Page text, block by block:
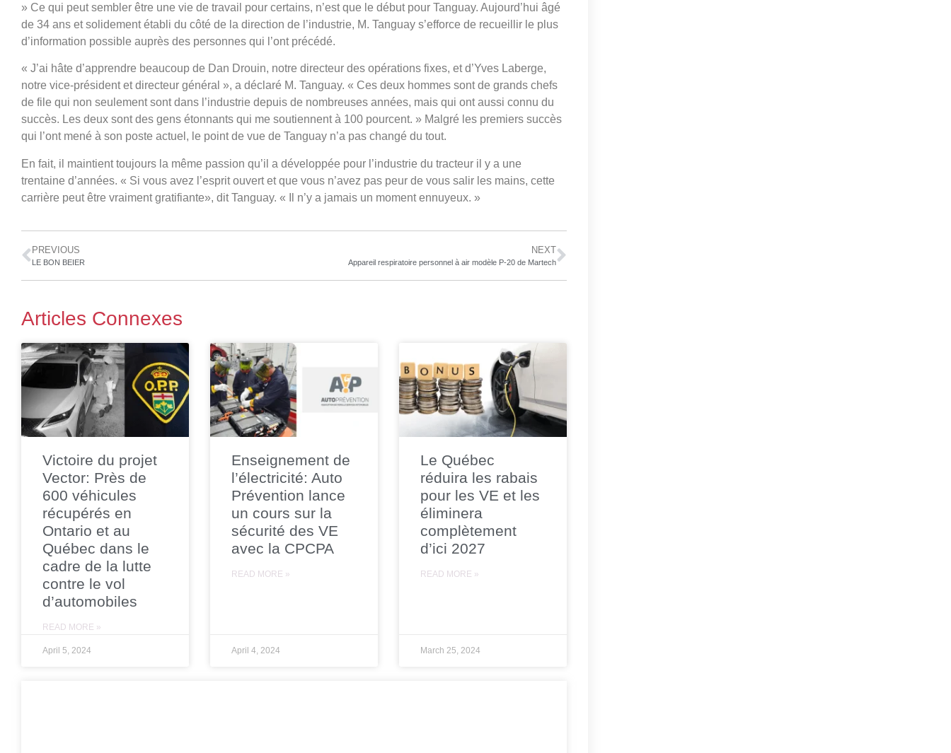
» Ce qui peut sembler être une vie de travail pour certains, n’est que le début pour Tanguay. Aujourd’hui âgé
de 34 ans et solidement établi du côté de la direction de l’industrie, M. Tanguay s’efforce de recueillir le plus
d’information possible auprès des personnes qui l’ont précédé.
« J’ai hâte d’apprendre beaucoup de Dan Drouin, notre directeur des opérations fixes, et d’Yves Laberge,
notre vice-président et directeur général », a déclaré M. Tanguay. « Ces deux hommes sont de grands chefs
de file qui non seulement sont dans l’industrie depuis de nombreuses années, mais qui ont aussi connu du
succès. Les deux sont des gens étonnants qui me soutiennent à 100 pourcent. » Malgré les premiers succès
qui l’ont mené à son poste actuel, le point de vue de Tanguay n’a pas changé du tout.
En fait, il maintient toujours la même passion qu’il a développée pour l’industrie du tracteur il y a une
trentaine d’années. « Si vous avez l’esprit ouvert et que vous n’avez pas peur de vous salir les mains, cette
carrière peut être vraiment gratifiante», dit Tanguay. « Il n’y a jamais un moment ennuyeux. »
PREVIOUS
LE BON BEIER
NEXT
Appareil respiratoire personnel à air modèle P-20 de Martech
Articles Connexes
Victoire du projet
Vector: Près de
600 véhicules
récupérés en
Ontario et au
Québec dans le
cadre de la lutte
contre le vol
d’automobiles
READ MORE »
April 5, 2024
Enseignement de
l’électricité: Auto
Prévention lance
un cours sur la
sécurité des VE
avec la CPCPA
READ MORE »
April 4, 2024
Le Québec
réduira les rabais
pour les VE et les
éliminera
complètement
d’ici 2027
READ MORE »
March 25, 2024